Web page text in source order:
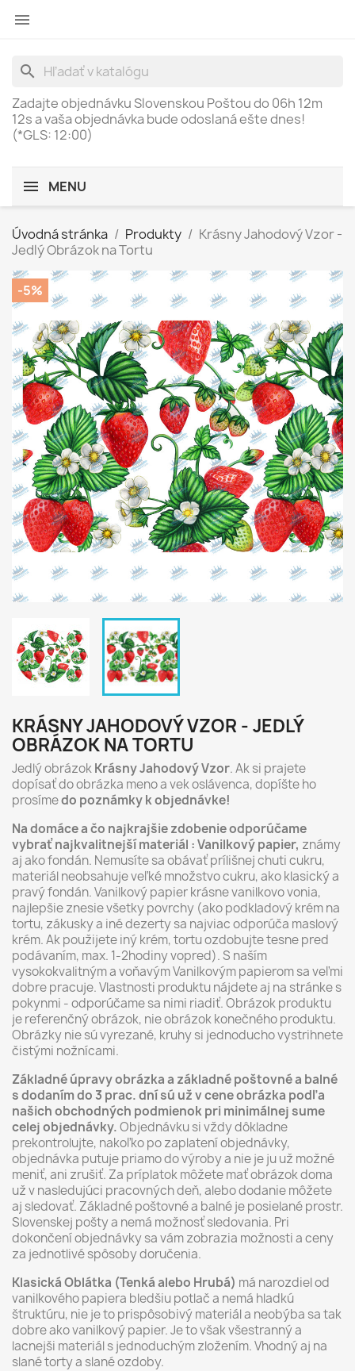

search
Zadajte objednávku Slovenskou Poštou do 06h 12m
12sa vaša objednávka bude odoslaná ešte dnes!
(*GLS: 12:00)
MENU
Úvodná stránka Produkty
Krásny Jahodový Vzor -
Jedlý Obrázok na Tortu
-5%
KRÁSNY JAHODOVÝ VZOR - JEDLÝ
OBRÁZOK NA TORTU
Jedlý obrázokKrásny Jahodový Vzor. Ak si prajete
dopísať do obrázka meno a vek oslávenca, dopíšte ho
prosímedo poznámky k objednávke!
Na domáce a čo najkrajšie zdobenie odporúčame
vybrať najkvalitnejší materiál : Vanilkový papier, známy
aj ako fondán. Nemusíte sa obávať prílišnej chuti cukru,
materiál neobsahuje veľké množstvo cukru, ako klasický a
pravý fondán. Vanilkový papier krásne vanilkovo vonia,
najlepšie znesie všetky povrchy (ako podkladový krém na
tortu, zákusky a iné dezerty sa najviac odporúča maslový
krém. Ak použijete iný krém, tortu ozdobujte tesne pred
podávaním, max. 1-2hodiny vopred). S naším
vysokokvalitným a voňavým Vanilkovým papierom sa veľmi
dobre pracuje. Vlastnosti produktu nájdete aj na stránke s
pokynmi - odporúčame sa nimi riadiť. Obrázok produktu
je referenčný obrázok, nie obrázok konečného produktu.
Obrázky nie sú vyrezané, kruhy si jednoducho vystrihnete
čistými nožnícami.
Základné úpravy obrázka a základné poštovné a balné
s dodaním do 3 prac. dní sú už v cene obrázka podľa
našich obchodných podmienok pri minimálnej sume
celej objednávky.Objednávku si vždy dôkladne
prekontrolujte, nakoľko po zaplatení objednávky,
objednávka putuje priamo do výroby a nie je ju už možné
meniť, ani zrušiť. Za príplatok môžete mať obrázok doma
už v nasledujúci pracovných deň, alebo dodanie môžete
aj sledovať. Základné poštovné a balné je posielané prostr.
Slovenskej pošty a nemá možnosť sledovania. Pri
dokončení objednávky sa vám zobrazia možnosti a ceny
za jednotlivé spôsoby doručenia.
Klasická Oblátka (Tenká alebo Hrubá) má narozdiel od
vanilkového papiera bledšiu potlač a nemá hladkú
štruktúru, nie je to prispôsobivý materiál a neobýba sa tak
dobre ako vanilkový papier. Je to však všestranný a
lacnejši materiál s jednoduchým zložením. Vhodný aj na
slané torty a slané ozdoby.